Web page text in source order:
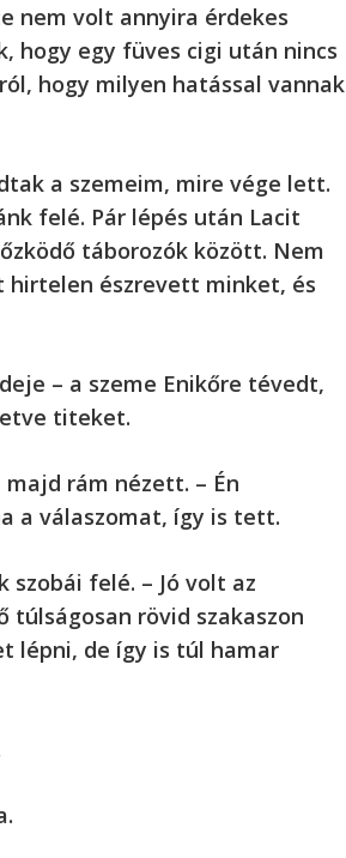
nem volt annyira érdekes
hogy egy füves cigi után nincs
hogy milyen hatással vannak
a szemeim, mire vége lett.
felé. Pár lépés után Lacit
táborozók között. Nem
észrevett minket, és
– a szeme Enikőre tévedt,
titeket.
rám nézett. – Én
a válaszomat, így is tett.
szobái felé. – Jó volt az
túlságosan rövid szakaszon
lépni, de így is túl hamar